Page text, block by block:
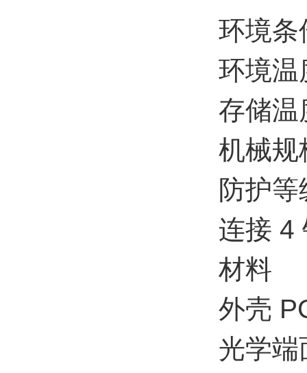
环境条
环境温
存储温
机械规
防护
连接 4
材料
外壳
光学端